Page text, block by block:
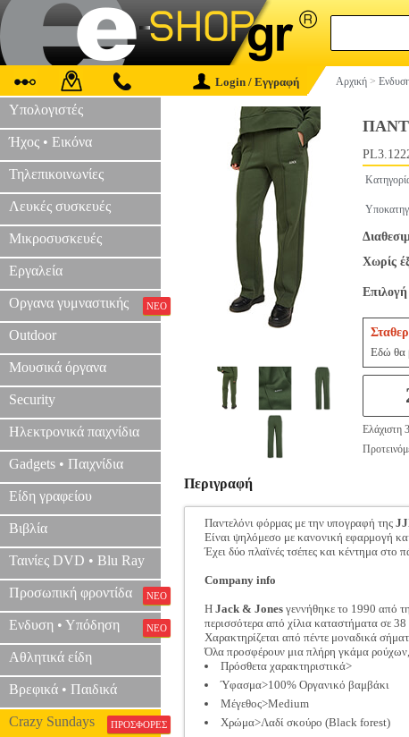
Login / Εγγραφή Αρχική >
Υπολογιστές
Ήχος • Εικόνα
Τηλεπικοινωνίες
Λευκές συσκευές
Μικροσυσκευές
Εργαλεία
Οργανα γυμναστικής ΝΕΟ
Outdoor
Μουσικά όργανα
Security
Ηλεκτρονικά παιχνίδια
Gadgets • Παιχνίδια
Είδη γραφείου
Βιβλία
Ταινίες DVD • Blu Ray
Προσωπική φροντίδα ΝΕΟ
Ενδυση • Υπόδηση ΝΕΟ
Αθλητικά είδη
Βρεφικά • Παιδικά
Crazy Sundays ΠΡΟΣΦΟΡΕΣ
Χωρίς
Εδώ θα
Ελάχιστη
Περιγραφή
Παντελόνι φόρμας με την υπογραφή της
Είναι ψηλόμεσο με κανονική εφαρμογή
Έχει δύο πλαϊνές τσέπες και κέντημα στο
Company info
Η Jack & Jones γεννήθηκε το 1990 από
περισσότερα από χίλια καταστήματα σε 38
Χαρακτηρίζεται από πέντε μοναδικά
Όλα προσφέρουν μια πλήρη γκάμα ρούχων,
Πρόσθετα χαρακτηριστικά>
Ύφασμα>100% Οργανικό βαμβάκι
Μέγεθος>Medium
Χρώμα>Λαδί σκούρο (Black forest)